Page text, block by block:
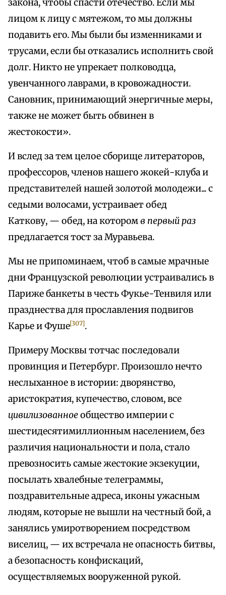
закона, чтобы спасти отечество. Если мы
лицом к лицу с мятежом, то мы должны
подавить его. Мы были бы изменниками и
трусами, если бы отказались исполнить свой
долг. Никто не упрекает полководца,
увенчанного лаврами, в кровожадности.
Сановник, принимающий энергичные меры,
также не может быть обвинен в
жестокости».
И вслед за тем целое сборище литераторов,
профессоров, членов нашего жокей-клуба и
представителей нашей золотой молодежи... с
седыми волосами, устраивает обед
Каткову, — обед, на которомв первый раз
предлагается тост за Муравьева.
Мы не припоминаем, чтоб в самые мрачные
дни Французской революции устраивались в
Париже банкеты в честь Фукье-Тенвиля или
празднества для прославления подвигов
Карье и Фуше[307].
Примеру Москвы тотчас последовали
провинция и Петербург. Произошло нечто
неслыханное в истории: дворянство,
аристократия, купечество, словом, все
цивилизованноеобщество империи с
шестидесятимиллионным населением, без
различия национальности и пола, стало
превозносить самые жестокие экзекуции,
посылать хвалебные телеграммы,
поздравительные адреса, иконы ужасным
людям, которые не вышли на честный бой, а
занялись умиротворением посредством
виселиц, — их встречала не опасность битвы,
а безопасность конфискаций,
осуществляемых вооруженной рукой.